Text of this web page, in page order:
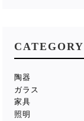
CATEGORY
陶器
ガラス
家具
照明